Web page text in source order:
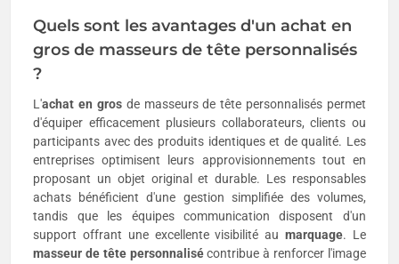
Quels sont les avantages d'un achat en
gros de masseurs de tête personnalisés
?
L'achat en grosde masseurs de tête personnalisés permet
d'équiper efficacement plusieurs collaborateurs, clients ou
participants avec des produits identiques et de qualité. Les
entreprises optimisent leurs approvisionnements tout en
proposant un objet original et durable. Les responsables
achats bénéficient d'une gestion simplifiée des volumes,
tandis que les équipes communication disposent d'un
support offrant une excellente visibilité au marquage. Le
masseur de tête personnalisécontribue à renforcer l'image